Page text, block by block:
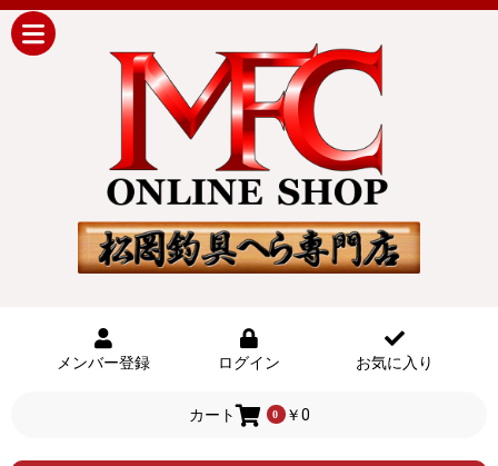
メンバー登録 ログイン お気に入り
カート 0 ￥0